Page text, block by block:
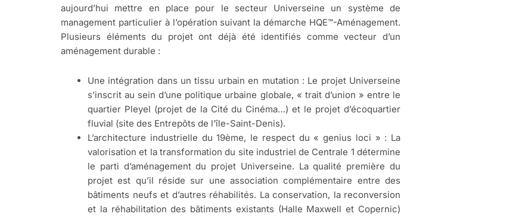
aujourd’hui mettre en place pour le secteur Universeine un système de
management particulier à l’opération suivant la démarche HQE™-Aménagement.
Plusieurs éléments du projet ont déjà été identifiés comme vecteur d’un
aménagement durable :
Une intégration dans un tissu urbain en mutation : Le projet Universeine
s’inscrit au sein d’une politique urbaine globale, « trait d’union » entre le
quartier Pleyel (projet de la Cité du Cinéma…) et le projet d’écoquartier
fluvial (site des Entrepôts de l’île-Saint-Denis).
L’architecture industrielle du 19ème, le respect du « genius loci » : La
valorisation et la transformation du site industriel de Centrale 1 détermine
le parti d’aménagement du projet Universeine. La qualité première du
projet est qu’il réside sur une association complémentaire entre des
bâtiments neufs et d’autres réhabilités. La conservation, la reconversion
et la réhabilitation des bâtiments existants (Halle Maxwell et Copernic)